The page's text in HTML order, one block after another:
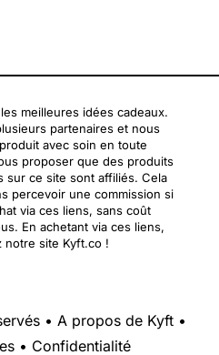
meilleures idées cadeaux.
partenaires et nous
avec soin en toute
proposer que des produits
sur ce site sont affiliés. Cela
percevoir une commission si
via ces liens, sans coût
En achetant via ces liens,
notre site Kyft.co !
• A propos de Kyft •
• Confidentialité